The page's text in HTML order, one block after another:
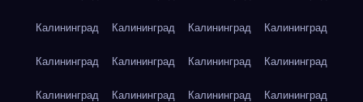
Калининград Калининград Калининград Калининград
Калининград Калининград Калининград Калининград
Калининград Калининград Калининград Калининград